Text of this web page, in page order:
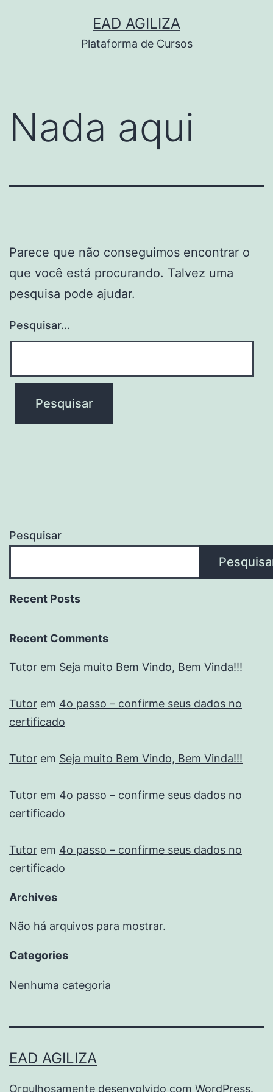
EAD AGILIZA
Plataforma de Cursos
Nada aqui
Parece que não conseguimos encontrar o
que você está procurando. Talvez uma
pesquisa pode ajudar.
Pesquisar…
Pesquisar
Recent Posts
Recent Comments
Tutor em Seja muito Bem Vindo, Bem Vinda!!!
Tutor em 4o passo – confirme seus dados no
certificado
Tutor em Seja muito Bem Vindo, Bem Vinda!!!
Tutor em 4o passo – confirme seus dados no
certificado
Tutor em 4o passo – confirme seus dados no
certificado
Archives
Não há arquivos para mostrar.
Categories
Nenhuma categoria
EAD AGILIZA
Orgulhosamente desenvolvido com WordPress.